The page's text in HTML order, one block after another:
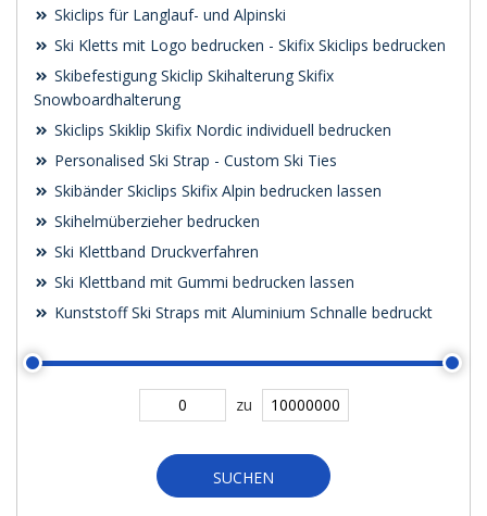
Skiclips für Langlauf- und Alpinski
Ski Kletts mit Logo bedrucken - Skifix Skiclips bedrucken
Skibefestigung Skiclip Skihalterung Skifix
Snowboardhalterung
Skiclips Skiklip Skifix Nordic individuell bedrucken
Personalised Ski Strap - Custom Ski Ties
Skibänder Skiclips Skifix Alpin bedrucken lassen
Skihelmüberzieher bedrucken
Ski Klettband Druckverfahren
Ski Klettband mit Gummi bedrucken lassen
Kunststoff Ski Straps mit Aluminium Schnalle bedruckt
zu
SUCHEN